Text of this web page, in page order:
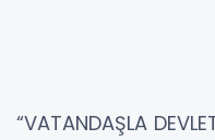
“VATANDAŞLA